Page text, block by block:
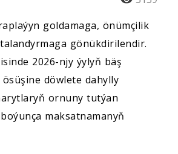
goldamaga, önümçilik
gönükdirilendir.
2026-njy ýylyň bäş
döwlete dahylly
ornuny tutýan
maksatnamanyň